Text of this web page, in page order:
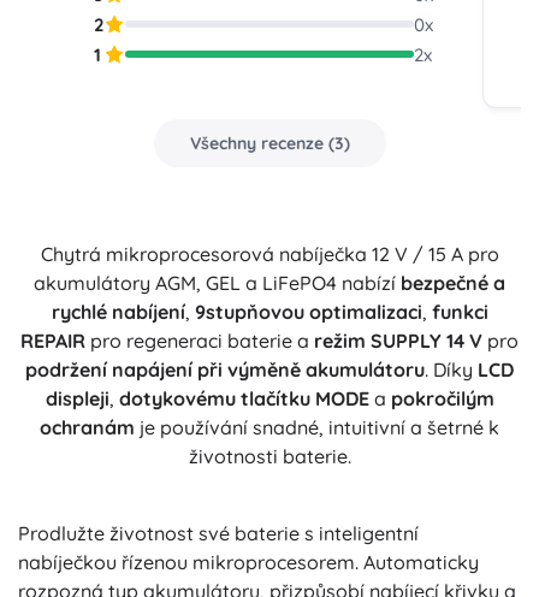
2
0x
1
2x
Všechny recenze(3)
Chytrá mikroprocesorová nabíječka 12 V / 15 A pro
akumulátory AGM, GEL a LiFePO4 nabízí bezpečné a
rychlé nabíjení, 9stupňovou optimalizaci, funkci
REPAIR pro regeneraci baterie a režim SUPPLY 14 V pro
podržení napájení při výměně akumulátoru. Díky LCD
displeji, dotykovému tlačítku MODEa pokročilým
ochranám je používání snadné, intuitivní a šetrné k
životnosti baterie.
Prodlužte životnost své baterie s inteligentní
nabíječkou řízenou mikroprocesorem. Automaticky
rozpozná typ akumulátoru, přizpůsobí nabíjecí křivku a